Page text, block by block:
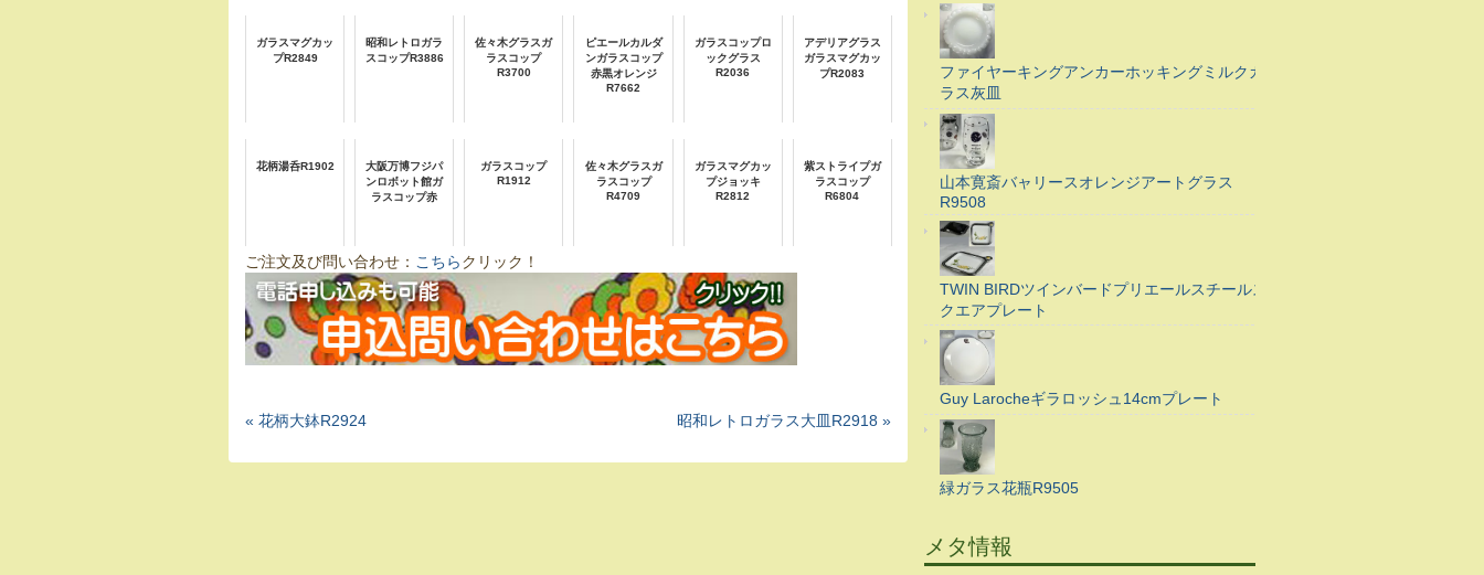
ガラスマグカッ
プR2849
昭和レトロガラ
スコップR3886
佐々木グラスガ
ラスコップ
R3700
ピエールカルダ
ンガラスコップ
赤黒オレンジ
R7662
ガラスコップロ
ックグラス
R2036
アデリアグラス
ガラスマグカッ
プR2083
花柄湯呑R1902
大阪万博フジパ
ンロボット館ガ
ラスコップ赤
ガラスコップ
R1912
佐々木グラスガ
ラスコップ
R4709
ガラスマグカッ
プジョッキ
R2812
紫ストライプガ
ラスコップ
R6804
ご注文及び問い合わせ： こちらクリック！
« 花柄大鉢R2924 昭和レトロガラス大皿R2918 »
ファイヤーキングアンカーホッキングミルクガ
ラス灰皿
山本寛斎バャリースオレンジアートグラス
R9508
TWIN BIRDツインバードプリエールスチールス
クエアプレート
Guy Larocheギラロッシュ14cmプレート
緑ガラス花瓶R9505
メタ情報